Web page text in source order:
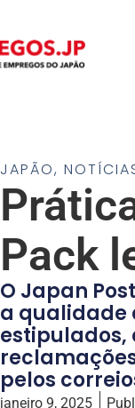
JAPÃO,
Pack
O Japan
a qualidade
estipulados,
pelos
janeiro 9, 2025